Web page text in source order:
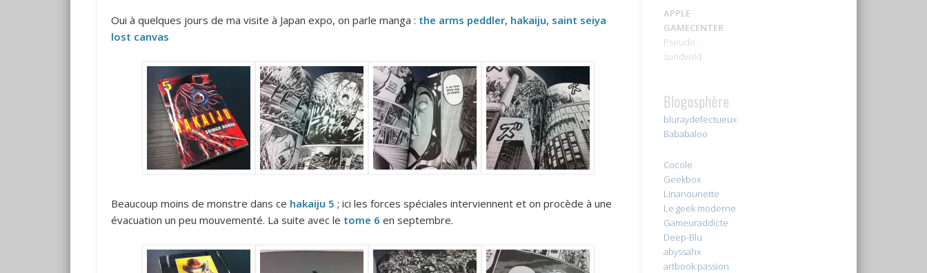
Oui à quelques jours de ma visite à Japan expo, on parle manga : the arms peddler, hakaiju, saint seiya
lost canvas
Beaucoup moins de monstre dans ce hakaiju 5 ; ici les forces spéciales interviennent et on procède à une
évacuation un peu mouvementé. La suite avec le tome 6 en septembre.
APPLE
GAMECENTER
Pseudo :
sundvold
Blogosphère
bluraydefectueux
Bababaloo
Cocole
Geekbox
Linanounette
Le geek moderne
Gameuraddicte
Deep-Blu
abyssahx
artbook passion